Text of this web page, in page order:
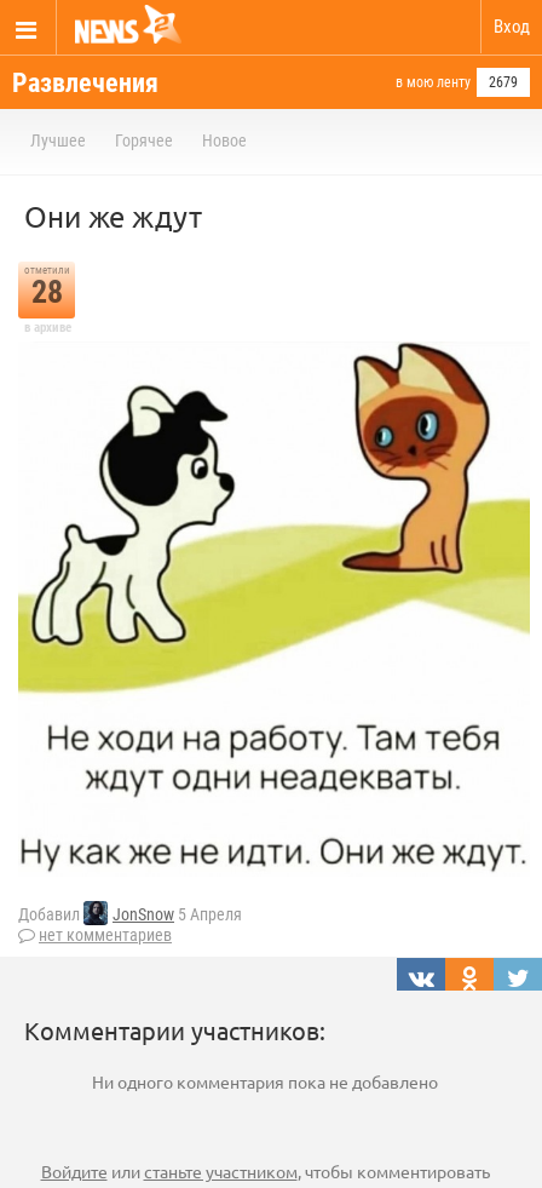
Вход
Развлечения в мою ленту 2679
Лучшее Горячее Новое
Они же ждут
отметили
28
в архиве
Добавил JonSnow 5 Апреля
нет комментариев
Комментарии участников:
Ни одного комментария пока не добавлено
Войдите илистаньте участником, чтобы комментировать